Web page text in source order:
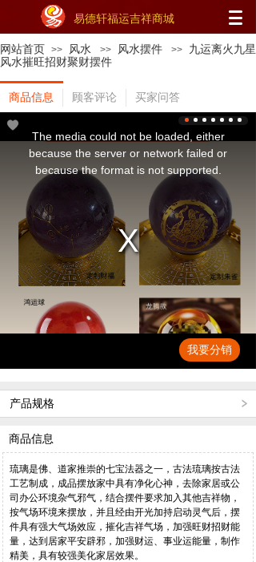
易德轩福运吉祥商城
网站首页 >> 风水 >> 风水摆件 >>
九运离火九星
风水摧旺招财聚财摆件
商品信息 顾客评论 买家问答
modal
The media could not be loaded, either
because the server or network failed or
because the format is not supported.
我要分销
产品规格
商品信息
琉璃是佛、道家推崇的七宝法器之一，古法琉璃按古法
工艺制成，成品摆放家中具有净化心神，去除家居或公
司办公环境杂气邪气，结合摆件要求加入其他吉祥物，
按气场环境来摆放，并且经由开光加持启动灵气后，摆
件具有强大气场效应，摧化吉祥气场，加强旺财招财能
量，达到居家平安辟邪，加强财运、事业运能量，制作
精美，具有较强美化家居效果。